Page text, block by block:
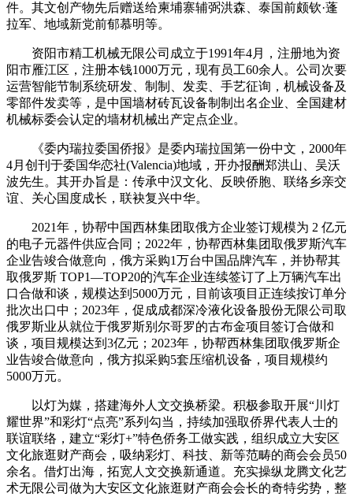
件。其文创产物先后赠送给柬埔寨辅弼洪森、泰国前颇钦·蓬
拉军、地域新党前郁慕明等。
资阳市精工机械无限公司成立于1991年4月，注册地为资
阳市雁江区，注册本钱1000万元，现有员工60余人。公司次要
运营智能节制系统研发、制制、发卖、手艺征询，机械设备及
零部件发卖等，是中国墙材砖瓦设备制制出名企业、全国建材
机械标委会认定的墙材机械出产定点企业。
《委内瑞拉委国侨报》是委内瑞拉国第一份中文，2000年
4月创刊于委国华恋社(Valencia)地域，开办报酬郑洪山、吴沃
波先生。其开办旨是：传承中汉文化、反映侨胞、联络乡亲交
谊、关心国度成长，联袂复兴中华。
2021年，协帮中国西林集团取俄方企业签订规模为 2 亿元
的电子元器件供应合同；2022年，协帮西林集团取俄罗斯汽车
企业告竣合做意向，俄方采购1万台中国品牌汽车，并协帮其
取俄罗斯 TOP1—TOP20的汽车企业连续签订了上万辆汽车出
口合做和谈，规模达到5000万元，目前该项目正连续按订单分
批次出口中；2023年，促成成都深冷液化设备股份无限公司取
俄罗斯业从就位于俄罗斯别尔哥罗的古布金项目签订合做和
谈，项目规模达到3亿元；2023年，协帮西林集团取俄罗斯企
业告竣合做意向，俄方拟采购5套压缩机设备，项目规模约
5000万元。
以灯为媒，搭建海外人文交换桥梁。积极参取开展“川灯
耀世界”和彩灯“点亮”系列勾当，持续加强取侨界代表人士的
联谊联络，建立“彩灯+”特色侨务工做实践，组织成立大安区
文化旅逛财产商会，吸纳彩灯、科技、新等范畴的商会会员50
余名。借灯出海，拓宽人文交换新通道。充实操纵龙腾文化艺
术无限公司做为大安区文化旅逛财产商会会长的奇特劣势，整